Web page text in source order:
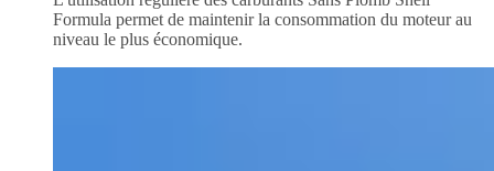
Formula permet de maintenir la consommation du moteur au
niveau le plus économique.